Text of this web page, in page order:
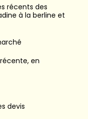
récents des
à la berline et
en
devis